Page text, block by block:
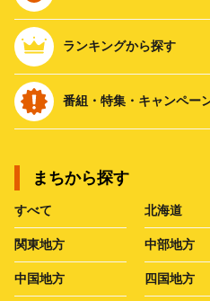
ランキングから探す
番組・特集・キャンペー
まちから探す
すべて 北海道
関東地方 中部地方
中国地方 四国地方